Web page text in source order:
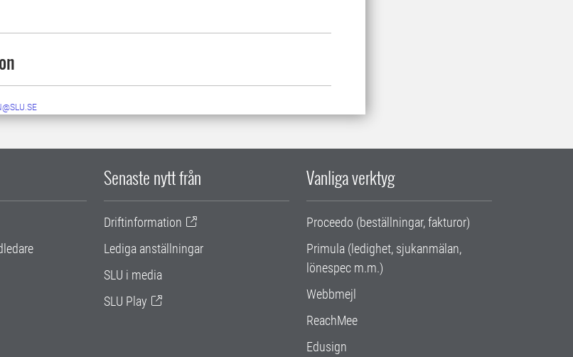
Senaste nytt från
Driftinformation
Lediga anställningar
SLU i media
SLU Play
Vanliga verktyg
Proceedo (beställningar, fakturor)
Primula (ledighet, sjukanmälan,
lönespec m.m.)
Webbmejl
ReachMee
Edusign